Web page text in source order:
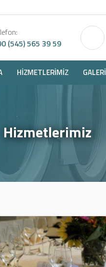
(545) 565 39 59
HIZMETLERIMIZ GALERI
Hizmetlerimiz